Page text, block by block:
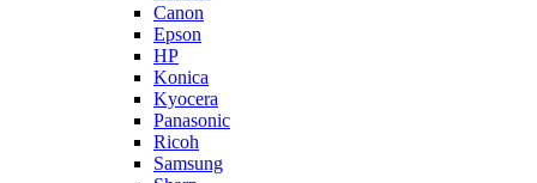
Canon
Epson
HP
Konica
Kyocera
Panasonic
Ricoh
Samsung